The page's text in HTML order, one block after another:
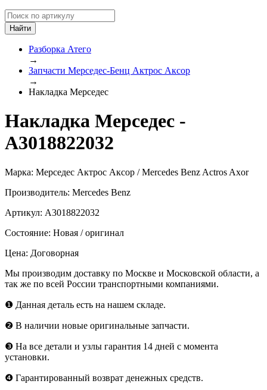
Разборка Атего
→
Запчасти Мерседес-Бенц Актрос Аксор
→
Накладка Мерседес
Накладка Мерседес -
А3018822032
Марка: Мерседес Актрос Аксор / Mercedes Benz Actros Axor
Производитель: Mercedes Benz
Артикул: А3018822032
Состояние: Новая / оригинал
Цена: Договорная
Мы производим доставку по Москве и Московской области, а
так же по всей России транспортными компаниями.
❶ Данная деталь есть на нашем складе.
❷ В наличии новые оригинальные запчасти.
❸ На все детали и узлы гарантия 14 дней с момента
установки.
❹ Гарантированный возврат денежных средств.